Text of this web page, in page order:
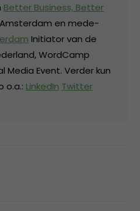
Better Business, Better
en mede-
Initiator van de
WordCamp
Media Event. Verder kun
o.a.: LinkedIn Twitter